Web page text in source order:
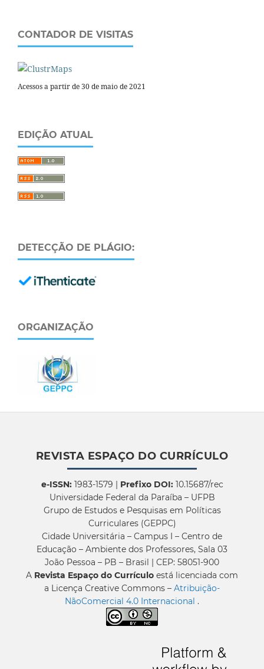
CONTADOR DE VISITAS
Acessos a partir de 30 de maio de 2021
EDIÇÃO ATUAL
DETECÇÃO DE PLÁGIO:
ORGANIZAÇÃO
REVISTA ESPAÇO DO CURRÍCULO
e-ISSN:1983-1579 | Prefixo DOI:10.15687/rec
Universidade Federal da Paraíba – UFPB
Grupo de Estudos e Pesquisas em Políticas
Curriculares (GEPPC)
Cidade Universitária – Campus I – Centro de
Educação – Ambiente dos Professores, Sala 03
João Pessoa – PB – Brasil | CEP: 58051-900
A Revista Espaço do Currículo está licenciada com
a Licença Creative Commons – Atribuição-
NãoComercial 4.0 Internacional .